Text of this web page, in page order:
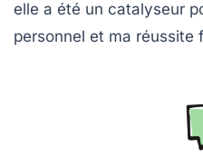
elle a été un catalyseur
personnel et ma réussite